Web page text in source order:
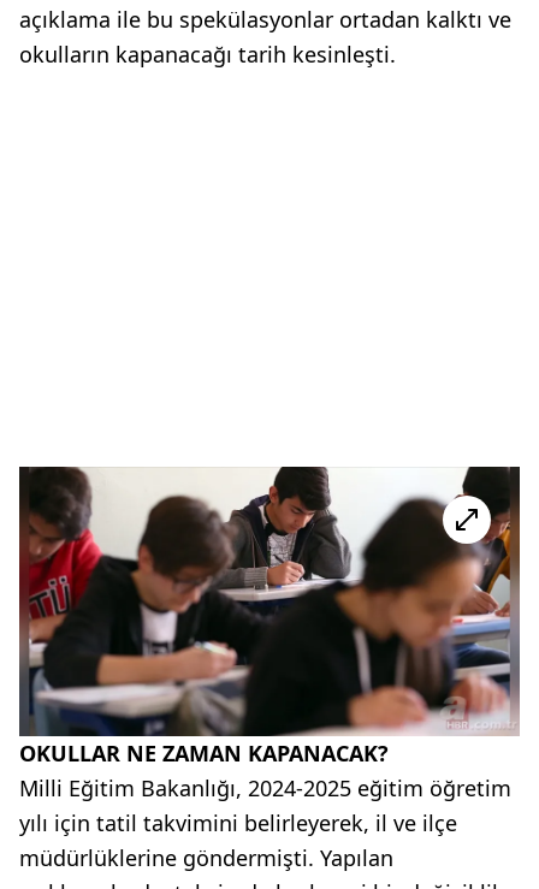
açıklama ile bu spekülasyonlar ortadan kalktı ve
okulların kapanacağı tarih kesinleşti.
OKULLAR NE ZAMAN KAPANACAK?
Milli Eğitim Bakanlığı, 2024-2025 eğitim öğretim
yılı için tatil takvimini belirleyerek, il ve ilçe
müdürlüklerine göndermişti. Yapılan